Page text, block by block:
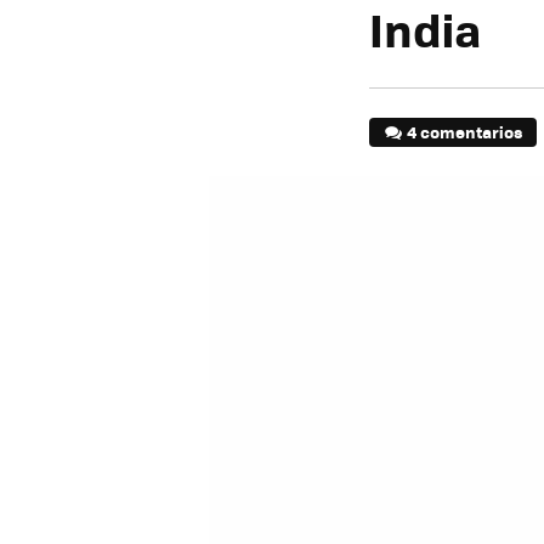
India
4 comentarios